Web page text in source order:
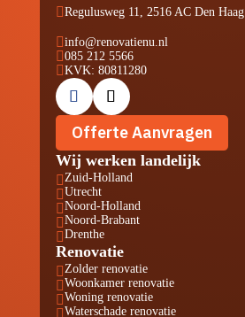
Regulusweg 11, 2516 AC Den Haag
info@renovatienu.nl
085 212 5566
 KVK: 80811280
Offerte Aanvragen
Wij werken landelijk
Zuid-Holland
Utrecht
Noord-Holland
Noord-Brabant
Drenthe
Renovatie
 Zolder renovatie
 Woonkamer renovatie
 Woning renovatie
 Waterschade renovatie